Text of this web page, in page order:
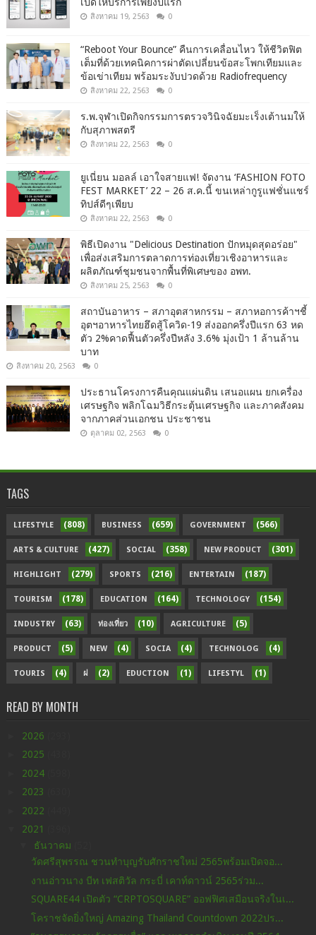
สิงหาคม 19, 2563 0
“Reboot Your Bounce” คืนการเคลื่อนไหว ให้ชีวิตฟิต
เต็มที่ด้วยเทคนิคการผ่าตัดเปลี่ยนข้อสะโพกเทียมและ
ข้อเข่าเทียม พร้อมระงับปวดด้วย Radiofrequency
สิงหาคม 22, 2563 0
ร.พ.จุฬาเปิดกิจกรรมการตรวจวินิจฉัยมะเร็งเต้านมให้
กับสุภาพสตรี
สิงหาคม 22, 2563 0
ยูเนี่ยน มอลล์ เอาใจสายแฟ! จัดงาน ‘FASHION FOTO
FEST MARKET’ 22 – 26 ส.ค.นี้ ขนเหล่ากูรูแฟชั่นแชร์
ทิปส์ดีๆเพียบ
สิงหาคม 22, 2563 0
พิธีเปิดงาน "Delicious Destination ปักหมุดสุดอร่อย"
เพื่อส่งเสริมการตลาดการท่องเที่ยวเชิงอาหารและ
ผลิตภัณฑ์ชุมชนจากพื้นที่พิเศษของ อพท.
สิงหาคม 25, 2563 0
สถาบันอาหาร – สภาอุตสาหกรรม – สภาหอการค้าฯชี้
อุตฯอาหารไทยฮึดสู้โควิด-19 ส่งออกครึ่งปีแรก 63 หด
ตัว 2%คาดฟื้นตัวครึ่งปีหลัง 3.6% มุ่งเป้า 1 ล้านล้าน
บาท
สิงหาคม 20, 2563 0
ประธานโครงการคืนคุณแผ่นดิน เสนอแผน ยกเครื่อง
เศรษฐกิจ พลิกโฉมวิธีกระตุ้นเศรษฐกิจ และภาคสังคม
จากภาคส่วนเอกชน ประชาชน
ตุลาคม 02, 2563 0
TAGS
LIFESTYLE (808) BUSINESS (659) GOVERNMENT (566)
ARTS & CULTURE (427) SOCIAL (358) NEW PRODUCT (301)
HIGHLIGHT (279) SPORTS (216) ENTERTAIN (187)
TOURISM (178) EDUCATION (164) TECHNOLOGY (154)
INDUSTRY (63) ท่องเที่ยว (10) AGRICULTURE (5)
PRODUCT (5) NEW (4) SOCIA (4) TECHNOLOG (4)
TOURIS (4) ฝ (2) EDUCTION (1) LIFESTYL (1)
READ BY MONTH
2026
2025
2024
2023
2022
2021
ธันวาคม
วัดศรีสุพรรณ ชวนทำบุญรับศักราชใหม่ 2565พร้อมเปิดจอ...
งานอ่าวนาง บีท เฟสติวัล กระบี่ เคาท์ดาวน์ 2565ร่วม...
SQUARE44 เปิดตัว “CRPTOSQUARE” ออฟฟิศเสมือนจริงในเ...
โคราชจัดยิ่งใหญ่ Amazing Thailand Countdown 2022ปร...